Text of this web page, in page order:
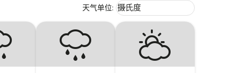
天气单位: Weather unit option 摄氏度
摄氏度
keyboard_arrow_down